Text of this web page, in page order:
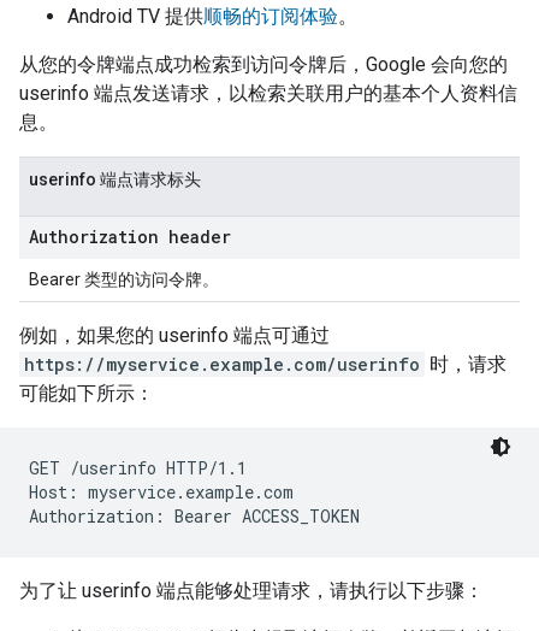
Android TV 提供顺畅的订阅体验。
从您的令牌端点成功检索到访问令牌后，Google 会向您的
userinfo 端点发送请求，以检索关联用户的基本个人资料信
息。
userinfo 端点请求标头
Authorization header
Bearer 类型的访问令牌。
例如，如果您的 userinfo 端点可通过
https://myservice.example.com/userinfo 时，请求
可能如下所示：
GET /userinfo HTTP/1.1
Host: myservice.example.com
为了让 userinfo 端点能够处理请求，请执行以下步骤：